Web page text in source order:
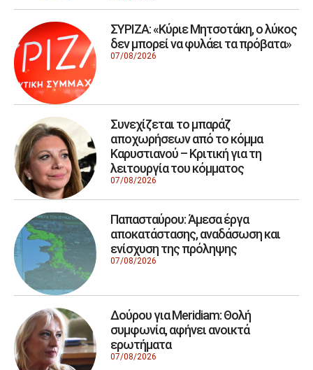
ΣΥΡΙΖΑ: «Κύριε Μητσοτάκη, ο λύκος
δεν μπορεί να φυλάει τα πρόβατα»
07/08/2026
Συνεχίζεται το μπαράζ
αποχωρήσεων από το κόμμα
Καρυστιανού – Κριτική για τη
λειτουργία του κόμματος
07/08/2026
Παπασταύρου: Άμεσα έργα
αποκατάστασης, αναδάσωση και
ενίσχυση της πρόληψης
07/08/2026
Δούρου για Meridiam: Θολή
συμφωνία, αφήνει ανοικτά
ερωτήματα
07/08/2026